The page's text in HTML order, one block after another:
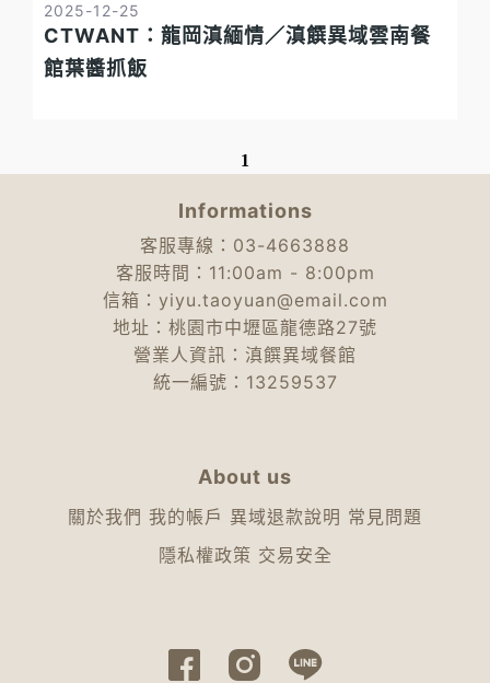
2025-12-25
CTWANT：龍岡滇緬情／滇饌異域雲南餐
館葉醬抓飯
1
Informations
客服專線：03-4663888
客服時間：11:00am - 8:00pm
信箱：yiyu.taoyuan@email.com
地址：桃園市中壢區龍德路27號
營業人資訊：滇饌異域餐館
統一編號：13259537
About us
關於我們 我的帳戶 異域退款說明 常見問題
隱私權政策 交易安全